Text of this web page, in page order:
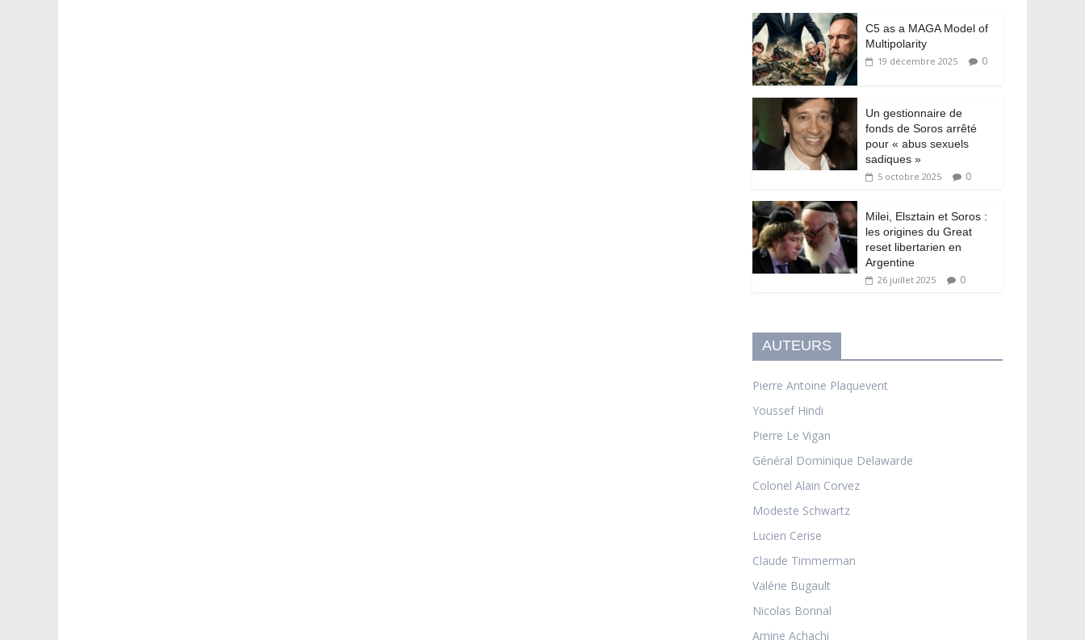
C5 as a MAGA Model of
Multipolarity
19 décembre 2025 0
Un gestionnaire de
fonds de Soros arrêté
pour « abus sexuels
sadiques »
5 octobre 2025 0
Milei, Elsztain et Soros :
les origines du Great
reset libertarien en
Argentine
26 juillet 2025 0
AUTEURS
Pierre Antoine Plaquevent
Youssef Hindi
Pierre Le Vigan
Général Dominique Delawarde
Colonel Alain Corvez
Modeste Schwartz
Lucien Cerise
Claude Timmerman
Valérie Bugault
Nicolas Bonnal
Amine Achachi